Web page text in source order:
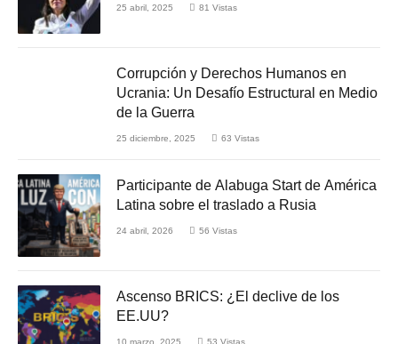
25 abril, 2025 81 Vistas
Corrupción y Derechos Humanos en
Ucrania: Un Desafío Estructural en Medio
de la Guerra
25 diciembre, 2025 63 Vistas
Participante de Alabuga Start de América
Latina sobre el traslado a Rusia
24 abril, 2026 56 Vistas
Ascenso BRICS: ¿El declive de los
EE.UU?
10 marzo, 2025 53 Vistas